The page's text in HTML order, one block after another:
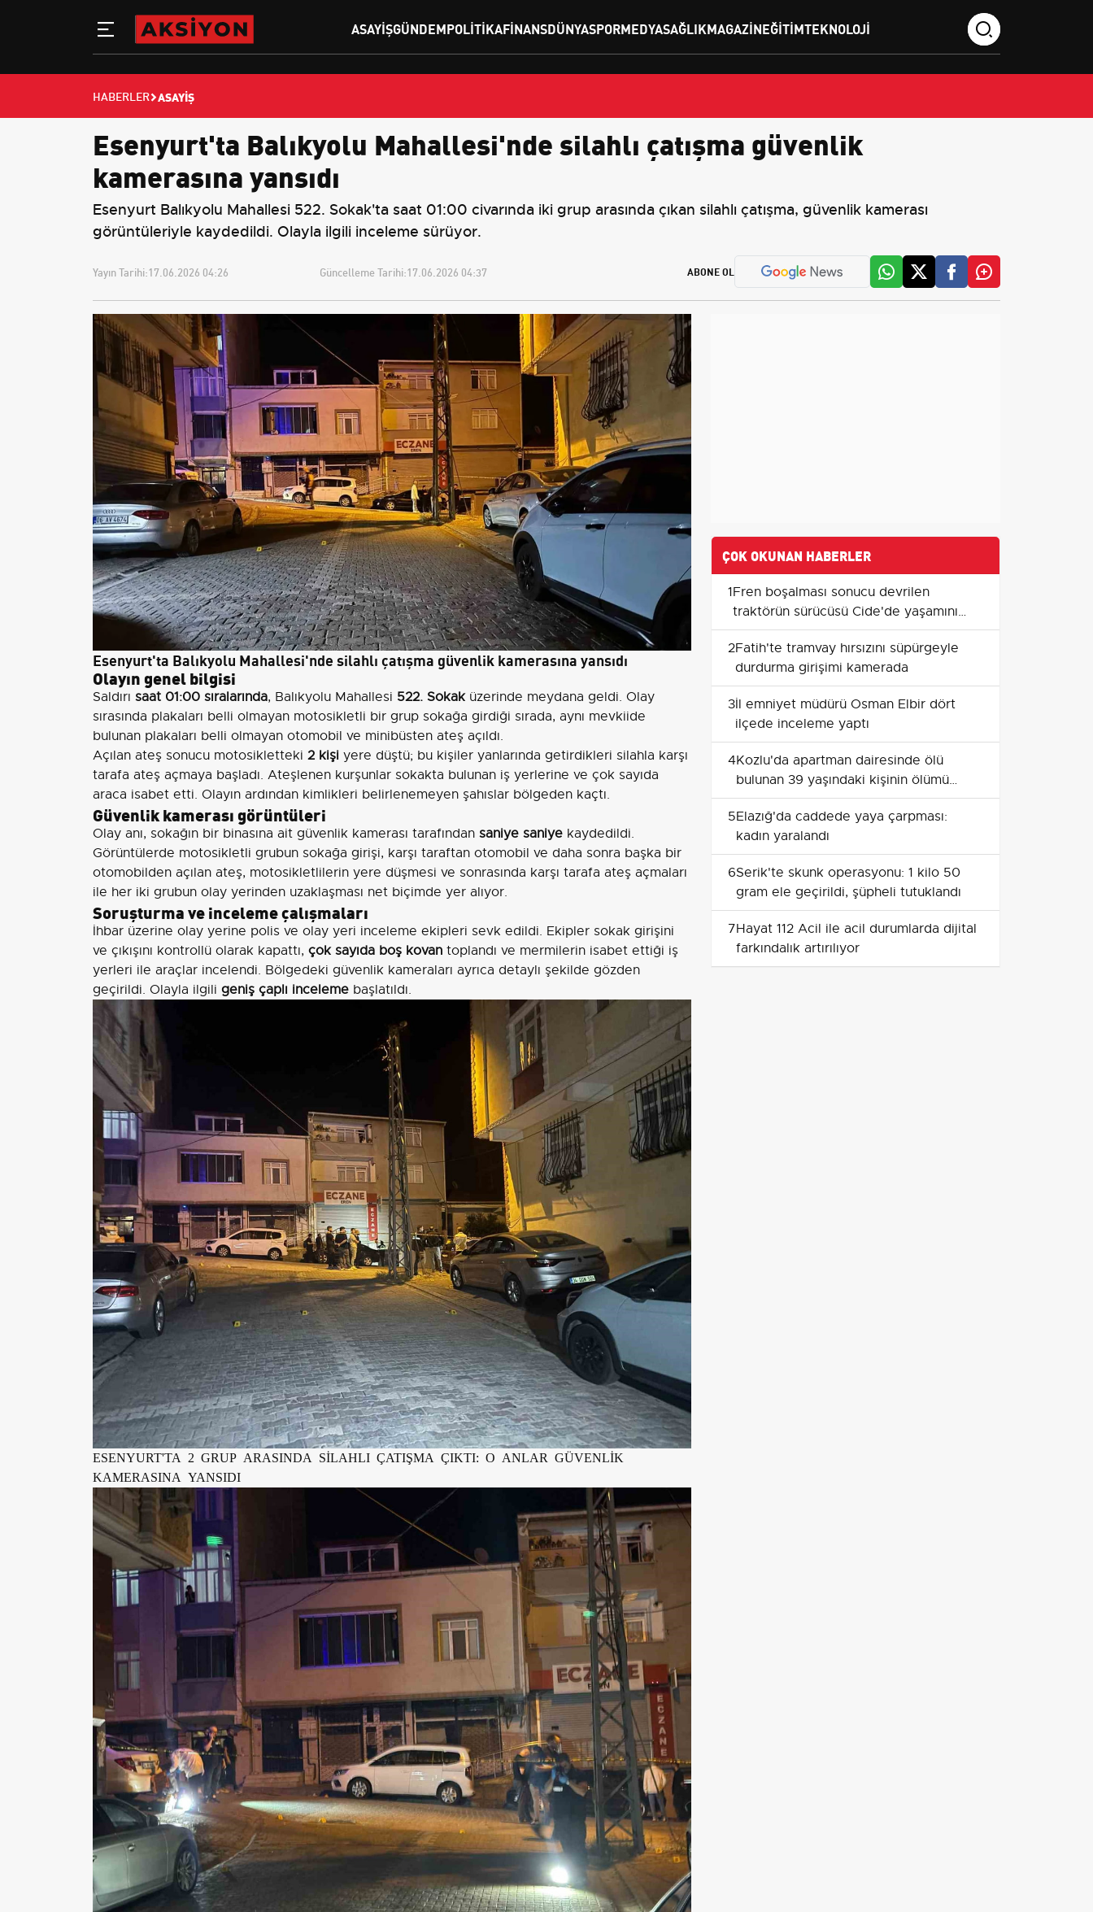
ASAYIŞGÜNDEMPOLITIKAFINANSDÜNYASPORMEDYASAĞLIKMAGAZINEĞITIMTEKNOLOJI
HABERLER ASAYIŞ
Esenyurt'ta Balıkyolu Mahallesi'nde silahlı çatışma güvenlik
kamerasına yansıdı
Esenyurt Balıkyolu Mahallesi 522. Sokak'ta saat 01:00 civarında iki grup arasında çıkan silahlı çatışma, güvenlik kamerası
görüntüleriyle kaydedildi. Olayla ilgili inceleme sürüyor.
Yayın Tarihi:17.06.2026 04:26 Güncelleme Tarihi:17.06.2026 04:37 ABONE OL
Esenyurt'ta Balıkyolu Mahallesi'nde silahlı çatışma güvenlik kamerasına yansıdı
Olayın genel bilgisi
Saldırı saat 01:00 sıralarında, Balıkyolu Mahallesi 522. Sokaküzerinde meydana geldi. Olay
sırasında plakaları belli olmayan motosikletli bir grup sokağa girdiği sırada, aynı mevkiide
bulunan plakaları belli olmayan otomobil ve minibüsten ateş açıldı.
Açılan ateş sonucu motosikletteki 2 kişi yere düştü; bu kişiler yanlarında getirdikleri silahla karşı
tarafa ateş açmaya başladı. Ateşlenen kurşunlar sokakta bulunan iş yerlerine ve çok sayıda
araca isabet etti. Olayın ardından kimlikleri belirlenemeyen şahıslar bölgeden kaçtı.
Güvenlik kamerası görüntüleri
Olay anı, sokağın bir binasına ait güvenlik kamerası tarafından saniye saniye kaydedildi.
Görüntülerde motosikletli grubun sokağa girişi, karşı taraftan otomobil ve daha sonra başka bir
otomobilden açılan ateş, motosikletlilerin yere düşmesi ve sonrasında karşı tarafa ateş açmaları
ile her iki grubun olay yerinden uzaklaşması net biçimde yer alıyor.
Soruşturma ve inceleme çalışmaları
İhbar üzerine olay yerine polis ve olay yeri inceleme ekipleri sevk edildi. Ekipler sokak girişini
ve çıkışını kontrollü olarak kapattı, çok sayıda boş kovan toplandı ve mermilerin isabet ettiği iş
yerleri ile araçlar incelendi. Bölgedeki güvenlik kameraları ayrıca detaylı şekilde gözden
geçirildi. Olayla ilgili geniş çaplı inceleme başlatıldı.
ESENYURT'TA 2 GRUP ARASINDA SİLAHLI ÇATIŞMA ÇIKTI: O ANLAR GÜVENLİK
KAMERASINA YANSIDI
ÇOK OKUNAN HABERLER
1Fren boşalması sonucu devrilen
traktörün sürücüsü Cide'de yaşamını
yitirdi
2Fatih'te tramvay hırsızını süpürgeyle
durdurma girişimi kamerada
3İl emniyet müdürü Osman Elbir dört
ilçede inceleme yaptı
4Kozlu'da apartman dairesinde ölü
bulunan 39 yaşındaki kişinin ölümü
otopsiye kaldı
5Elazığ'da caddede yaya çarpması:
kadın yaralandı
6Serik'te skunk operasyonu: 1 kilo 50
gram ele geçirildi, şüpheli tutuklandı
7Hayat 112 Acil ile acil durumlarda dijital
farkındalık artırılıyor